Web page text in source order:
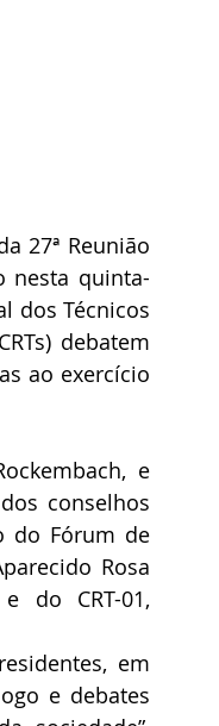
27ª Reunião
nesta quinta-
dos Técnicos
debatem
ao exercício
e
conselhos
do Fórum de
Rosa
do CRT-01,
em
e debates